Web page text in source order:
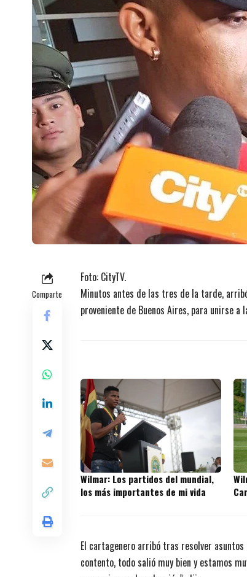
Comparte
Foto: CityTV.
Minutos antes de las tres de la tarde,
proveniente de Buenos Aires, para unirse
Wilmar: Los partidos del mundial,
los más importantes de mi vida
El cartagenero arribó tras resolver
contento, todo salió muy bien y estamos